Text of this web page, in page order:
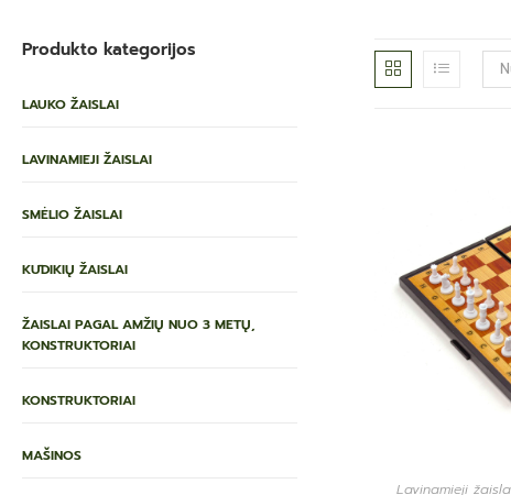
Produkto kategorijos
LAUKO ŽAISLAI
LAVINAMIEJI ŽAISLAI
SMĖLIO ŽAISLAI
KŪDIKIŲ ŽAISLAI
ŽAISLAI PAGAL AMŽIŲ NUO 3 METŲ,
KONSTRUKTORIAI
KONSTRUKTORIAI
MAŠINOS
Lavinamieji